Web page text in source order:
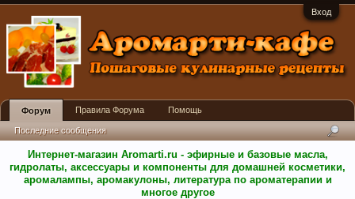
Вход
Интернет-магазин Aromarti.ru - эфирные и базовые масла,
гидролаты, аксессуары и компоненты для домашней косметики,
аромалампы, аромакулоны, литература по ароматерапии и
многое другое
Форум
Последние сообщения
Правила Форума Помощь